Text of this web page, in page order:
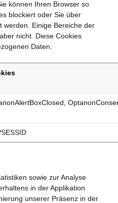
können Ihren Browser so
blockiert oder Sie über
werden. Einige Bereiche der
nicht. Diese Cookies
Daten.
,
sowie zur Analyse
in der Applikation
unserer Präsenz in der